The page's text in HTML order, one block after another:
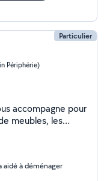
Particulier
Périphérie)
accompagne pour
meubles, les
vos biens.
prestation
aidé à déménager